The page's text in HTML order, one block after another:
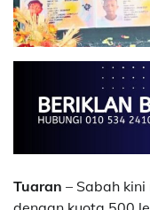
Tuaran – Sabah